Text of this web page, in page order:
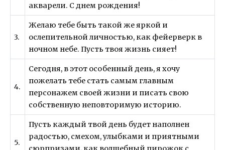
акварели. С днем рождения!
3.
Желаю тебе быть такой же яркой и
ослепительной личностью, как фейерверк в
ночном небе. Пусть твоя жизнь сияет!
4.
Сегодня, в этот особенный день, я хочу
пожелать тебе стать самым главным
персонажем своей жизни и писать свою
собственную неповторимую историю.
5.
Пусть каждый твой день будет наполнен
радостью, смехом, улыбками и приятными